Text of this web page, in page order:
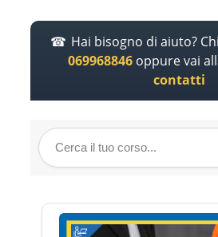
Hai bisogno di aiuto?
069968846 oppure vai
contatti